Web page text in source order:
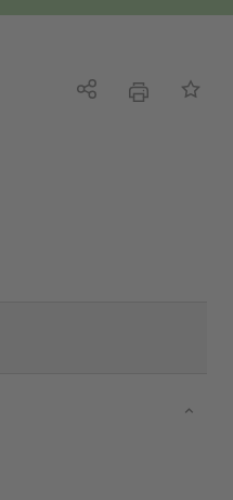
Teilen DruckenAuf